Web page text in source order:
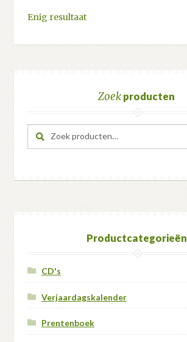
Enig resultaat
Zoekproducten
Zoeken
naar:
Zoeken
Productcategorieën
CD's
Verjaardagskalender
Prentenboek